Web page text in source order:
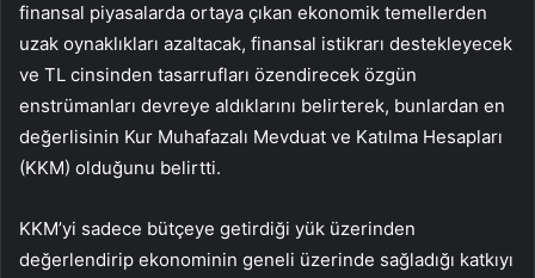
finansal piyasalarda ortaya çıkan ekonomik temellerden
uzak oynaklıkları azaltacak, finansal istikrarı destekleyecek
ve TL cinsinden tasarrufları özendirecek özgün
enstrümanları devreye aldıklarını belirterek, bunlardan en
değerlisinin Kur Muhafazalı Mevduat ve Katılma Hesapları
(KKM) olduğunu belirtti.
KKM’yi sadece bütçeye getirdiği yük üzerinden
değerlendirip ekonominin geneli üzerinde sağladığı katkıyı